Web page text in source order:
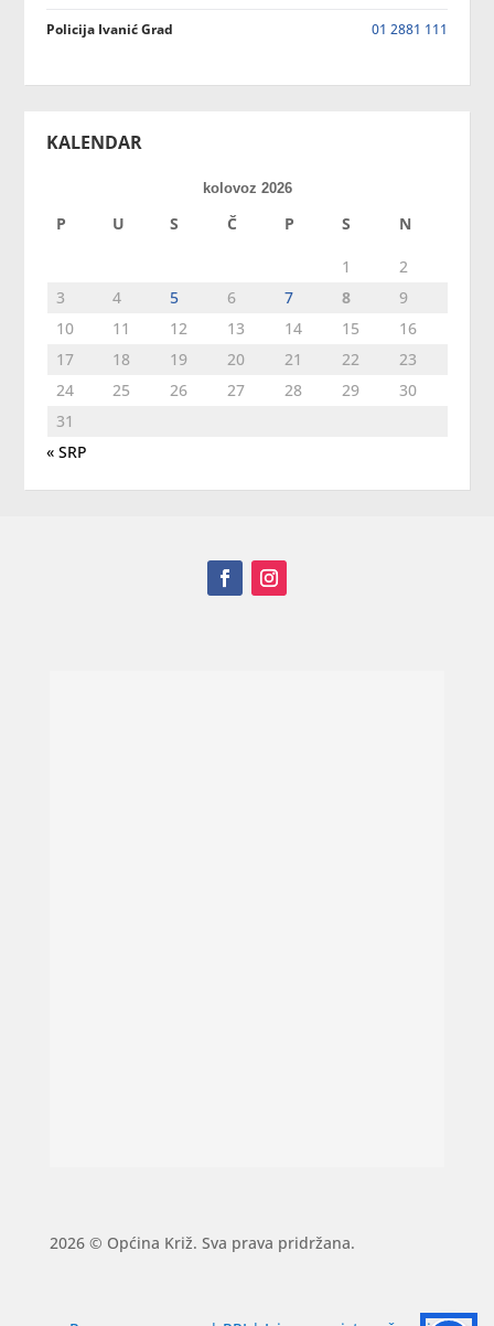
Policija Ivanić Grad 01 2881 111
KALENDAR
kolovoz 2026
P U S Č P S N
1
2
3
4 5 6 7 8
9
10
11 12 13 14 15
16
17
18 19 20 21 22
23
24
25 26 27 28 29
30
31
« SRP
2026 © Općina Križ. Sva prava pridržana.